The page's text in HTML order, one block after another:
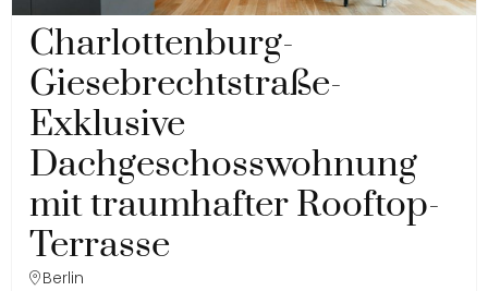
Charlottenburg-
Giesebrechtstraße-
Exklusive
Dachgeschosswohnung
mit traumhafter Rooftop-
Terrasse
Berlin